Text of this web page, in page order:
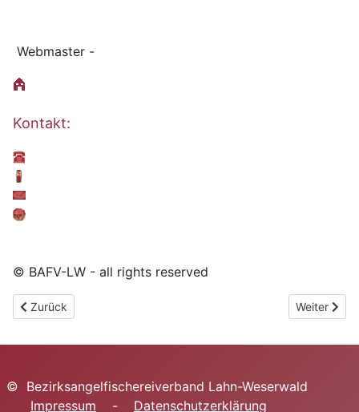
Webmaster -
Kontakt:
© BAFV-LW - all rights reserved
Vorheriger Beitrag: Datenschutzerklärung
Zurück Nächster
Weiter
© Bezirksangelfischereiverband Lahn-Weserwald
Impressum - Datenschutzerklärung